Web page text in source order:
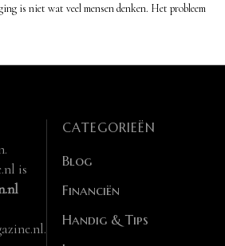
is niet wat veel mensen denken. Het probleem
is
CATEGORIEËN
Blog
Financiën
Handig & Tips